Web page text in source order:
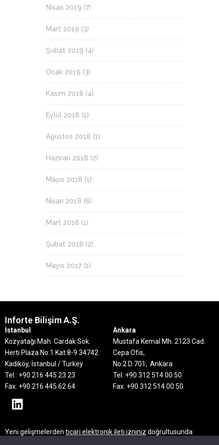
Nisan 2019 (7)
Mart 2019 (3)
Şubat 2019 (4)
Ocak 2019 (3)
Kasım 2018 (4)
Eylül 2018 (1)
Ağustos 2018 (1)
Haziran 2018 (2)
Mayıs 2018 (1)
Nisan 2018 (6)
Mart 2018 (1)
Şubat 2018 (2)
Mayıs 2017 (1)
Inforte Bilişim A.Ş.
İstanbul
Kozyataği Mah. Cardak Sok.
Herti Plaza No:1 Kat:8-9 34742
Kadıköy, İstanbul / Turkey
Tel.: +90 216 445 23 23
Fax: +90 216 445 62 64
Ankara
Mustafa Kemal Mh. 2123 Cad.
Cepa Ofis,
No:2 D:701, Ankara
Tel: +90 312 514 00 50
Fax: +90 312 514 00 50
Yeni gelişmelerden ticari elektronik ileti izniniz doğrultusunda